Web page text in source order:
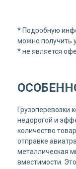
* Подробную
можно получить
* не является
Грузоперевозки
недорогой и
количество
отправке
металлическая
вместимости.